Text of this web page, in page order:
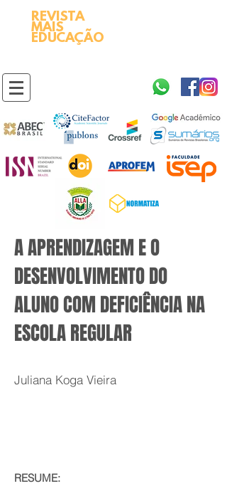
REVISTA
MAIS
EDUCAÇÃO
A APRENDIZAGEM E O
DESENVOLVIMENTO DO
ALUNO COM DEFICIÊNCIA NA
ESCOLA REGULAR
Juliana Koga Vieira
RESUME: